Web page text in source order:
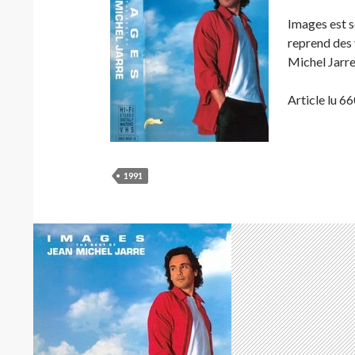
Images est
reprend des
Michel
Article lu
1991